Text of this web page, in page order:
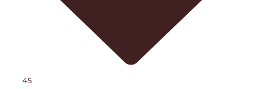
45